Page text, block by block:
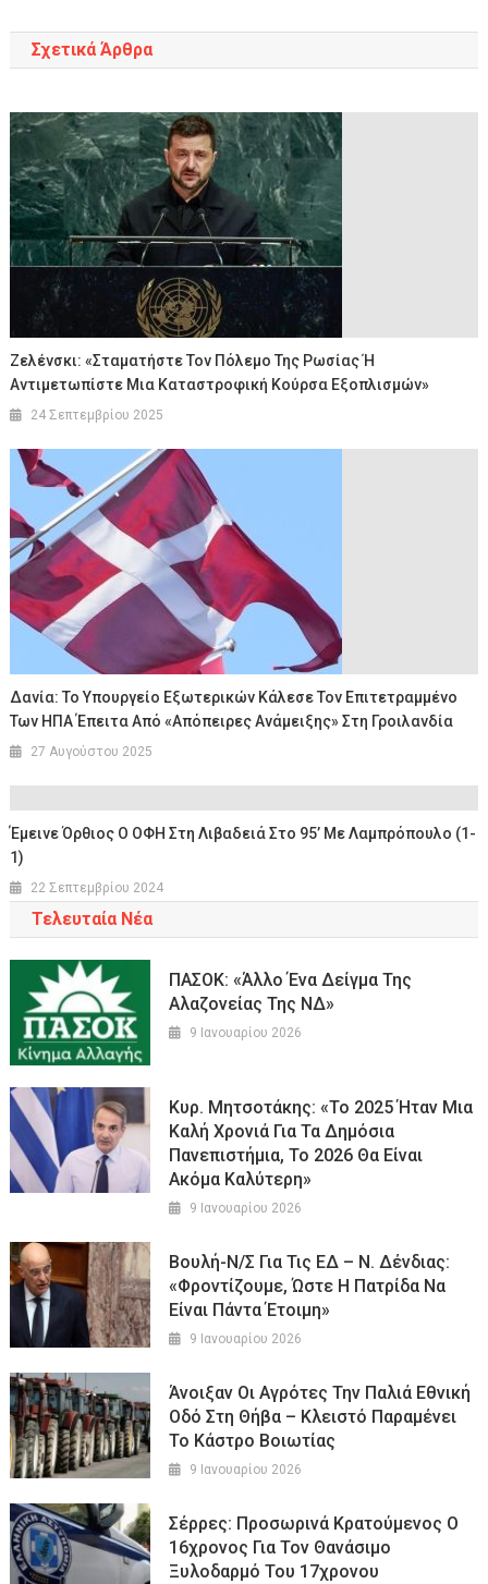
Σχετικά Άρθρα
Ζελένσκι: «Σταματήστε Τον Πόλεμο Της Ρωσίας Ή
Αντιμετωπίστε Μια Καταστροφική Κούρσα Εξοπλισμών»
24 Σεπτεμβρίου 2025
Δανία: Το Υπουργείο Εξωτερικών Κάλεσε Τον Επιτετραμμένο
Των ΗΠΑ Έπειτα Από «απόπειρες Ανάμειξης» Στη Γροιλανδία
27 Αυγούστου 2025
Έμεινε Όρθιος Ο ΟΦΗ Στη Λιβαδειά Στο 95’ Με Λαμπρόπουλο (1-
1)
22 Σεπτεμβρίου 2024
Τελευταία Νέα
ΠΑΣΟΚ: «Άλλο Ένα Δείγμα Της
Αλαζονείας Της ΝΔ»
9 Ιανουαρίου 2026
Κυρ. Μητσοτάκης: «Το 2025 Ήταν Μια
Καλή Χρονιά Για Τα Δημόσια
Πανεπιστήμια, Το 2026 Θα Είναι
Ακόμα Καλύτερη»
9 Ιανουαρίου 2026
Βουλή-Ν/σ Για Τις ΕΔ – Ν. Δένδιας:
«Φροντίζουμε, Ώστε Η Πατρίδα Να
Είναι Πάντα Έτοιμη»
9 Ιανουαρίου 2026
Άνοιξαν Οι Αγρότες Την Παλιά Εθνική
Οδό Στη Θήβα – Κλειστό Παραμένει
Το Κάστρο Βοιωτίας
9 Ιανουαρίου 2026
Σέρρες: Προσωρινά Κρατούμενος Ο
16χρονος Για Τον Θανάσιμο
Ξυλοδαρμό Του 17χρονου